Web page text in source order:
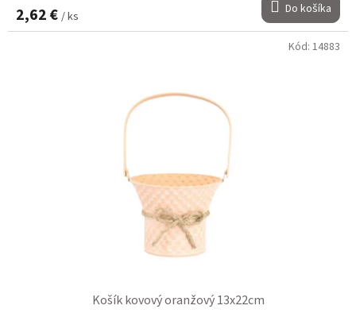
2,62 € / ks Do košíka
Košík kovový oranžový 13x22cm
Kód: 14883